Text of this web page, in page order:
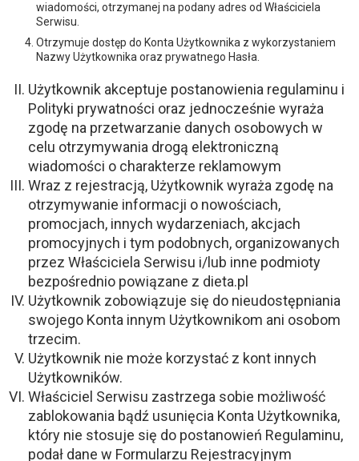
wiadomości, otrzymanej na podany adres od Właściciela
Serwisu.
Otrzymuje dostęp do Konta Użytkownika z wykorzystaniem
Nazwy Użytkownika oraz prywatnego Hasła.
Użytkownik akceptuje postanowienia regulaminu i
Polityki prywatności oraz jednocześnie wyraża
zgodę na przetwarzanie danych osobowych w
celu otrzymywania drogą elektroniczną
wiadomości o charakterze reklamowym
Wraz z rejestracją, Użytkownik wyraża zgodę na
otrzymywanie informacji o nowościach,
promocjach, innych wydarzeniach, akcjach
promocyjnych i tym podobnych, organizowanych
przez Właściciela Serwisu i/lub inne podmioty
bezpośrednio powiązane z dieta.pl
Użytkownik zobowiązuje się do nieudostępniania
swojego Konta innym Użytkownikom ani osobom
trzecim.
Użytkownik nie może korzystać z kont innych
Użytkowników.
Właściciel Serwisu zastrzega sobie możliwość
zablokowania bądź usunięcia Konta Użytkownika,
który nie stosuje się do postanowień Regulaminu,
podał dane w Formularzu Rejestracyjnym